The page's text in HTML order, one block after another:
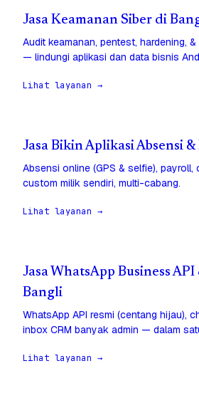
Jasa Keamanan Siber di
Audit keamanan, pentest, hardening, &
— lindungi aplikasi dan data bisnis
Lihat layanan →
Jasa Bikin Aplikasi Absensi
Absensi online (GPS & selfie), payroll,
custom milik sendiri, multi-cabang.
Lihat layanan →
Jasa WhatsApp Business
Bangli
WhatsApp API resmi (centang hijau),
inbox CRM banyak admin — dalam
Lihat layanan →